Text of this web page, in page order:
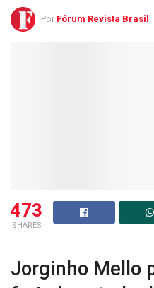
Por Fórum Revista Brasil
473
SHARES
Jorginho Mello